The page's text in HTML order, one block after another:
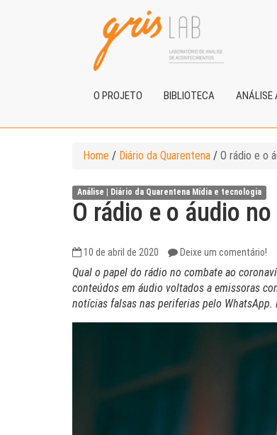
O PROJETO BIBLIOTECA ANÁLISE
Home / Diário da Quarentena / O rádio e o
Análise | Diário da Quarentena Mídia e tecnologia
O rádio e o áudio
10 de abril de 2020 Deixe um comentário!
Qual o papel do rádio no combate ao
conteúdos em áudio voltados a emissoras
notícias falsas nas periferias pelo